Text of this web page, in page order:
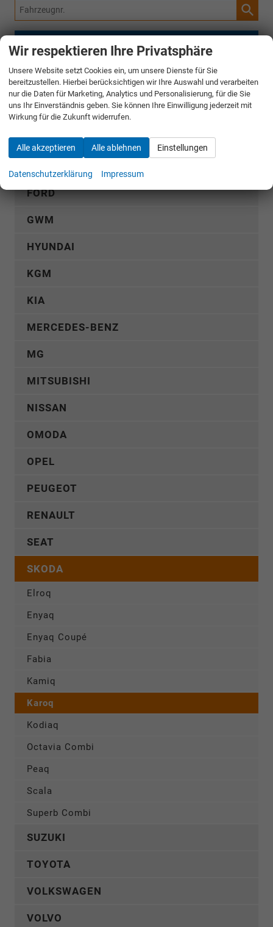
Fahrzeugnr.
Rückruf anfordern
AUDI
CUPRA
DACIA
FORD
GWM
HYUNDAI
KGM
KIA
MERCEDES-BENZ
MG
MITSUBISHI
NISSAN
OMODA
OPEL
PEUGEOT
RENAULT
SEAT
SKODA
Elroq
Enyaq
Enyaq Coupé
Fabia
Kamiq
Karoq
Kodiaq
Octavia Combi
Peaq
Scala
Superb Combi
SUZUKI
TOYOTA
VOLKSWAGEN
VOLVO
Wir respektieren Ihre Privatsphäre
Unsere Website setzt Cookies ein, um unsere Dienste für Sie
bereitzustellen. Hierbei berücksichtigen wir Ihre Auswahl und verarbeiten
nur die Daten für Marketing, Analytics und Personalisierung, für die Sie
uns Ihr Einverständnis geben. Sie können Ihre Einwilligung jederzeit mit
Wirkung für die Zukunft widerrufen.
Alle akzeptieren Alle ablehnen Einstellungen
Datenschutzerklärung Impressum